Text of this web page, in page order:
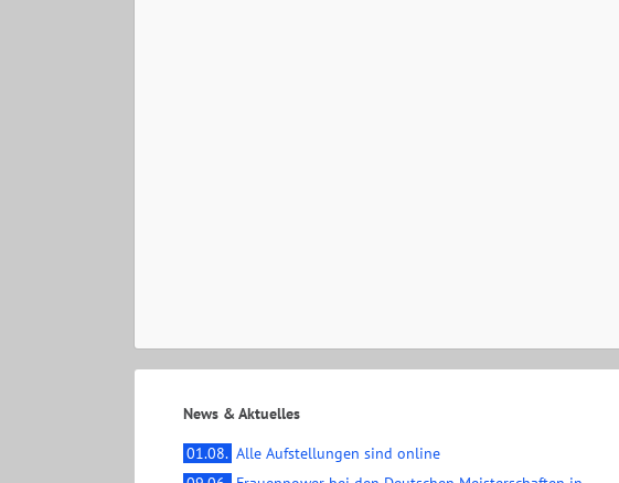
News & Aktuelles
01.08. Alle Aufstellungen sind online